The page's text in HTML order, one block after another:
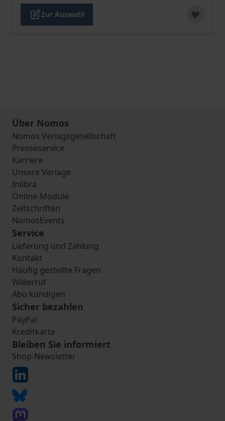
Zur Auswahl
Über Nomos
Nomos Verlagsgesellschaft
Presseservice
Karriere
Unsere Verlage
Inlibra
Online-Module
Zeitschriften
NomosEvents
Service
Lieferung und Zahlung
Kontakt
Häufig gestellte Fragen
Widerruf
Abo kündigen
Sicher bezahlen
PayPal
Kreditkarte
Bleiben Sie informiert
Shop-Newsletter